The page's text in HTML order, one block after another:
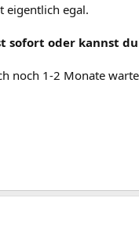
eigentlich egal.
sofort oder kannst
noch 1-2 Monate